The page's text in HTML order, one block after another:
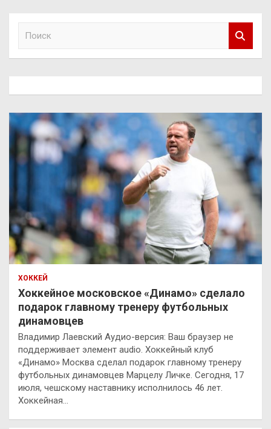
ХОККЕЙ
Хоккейное московское «Динамо» сделало
подарок главному тренеру футбольных
динамовцев
Владимир Лаевский Аудио-версия: Ваш браузер не
поддерживает элемент audio. Хоккейный клуб
«Динамо» Москва сделал подарок главному тренеру
футбольных динамовцев Марцелу Личке. Сегодня, 17
июля, чешскому наставнику исполнилось 46 лет.
Хоккейная…